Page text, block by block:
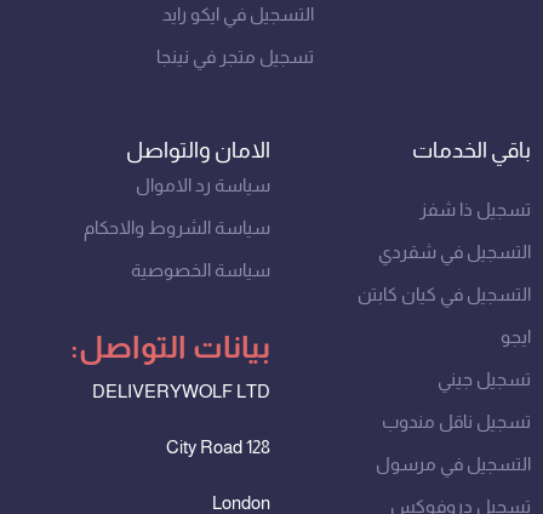
التسجيل في ايكو رايد
تسجيل متجر في نينجا
باقي الخدمات
تسجيل ذا شفز
التسجيل في شقردي
التسجيل في كيان كابتن
ايجو
تسجيل جيني
تسجيل ناقل مندوب
التسجيل في مرسول
تسجيل دروفوكس
الامان والتواصل
سياسة رد الاموال
سياسة الشروط والاحكام
سياسة الخصوصية
بيانات التواصل:
DELIVERYWOLF LTD
128 City Road
London